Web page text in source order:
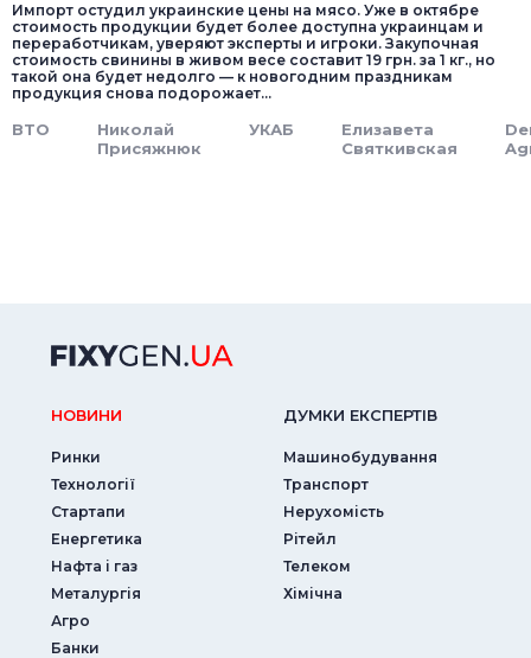
Импорт остудил украинские цены на мясо. Уже в октябре
стоимость продукции будет более доступна украинцам и
переработчикам, уверяют эксперты и игроки. Закупочная
стоимость свинины в живом весе составит 19 грн. за 1 кг., но
такой она будет недолго — к новогодним праздникам
продукция снова подорожает...
ВТО
Николай
Присяжнюк
УКАБ
Елизавета
Святкивская
НОВИНИ
Ринки
Технології
Стартапи
Енергетика
Нафта і газ
Металургія
Агро
Банки
ДУМКИ ЕКСПЕРТIВ
Машинобудування
Транспорт
Нерухомість
Рітейл
Телеком
Хімічна